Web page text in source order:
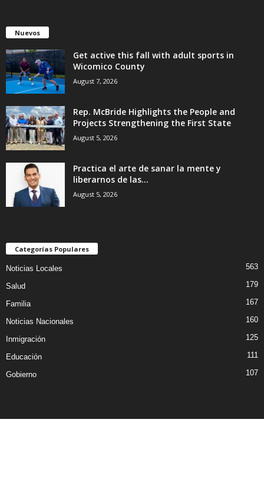
Nuevos
Get active this fall with adult sports in
Wicomico County
August 7, 2026
Rep. McBride Highlights the People and
Projects Strengthening the First State
August 5, 2026
Practica el arte de sanar la mente y
liberarnos de las...
August 5, 2026
Categorías Populares
Noticias Locales 563
Salud 179
Familia 167
Noticias Nacionales 160
Inmigración 125
Educación 111
Gobierno 107